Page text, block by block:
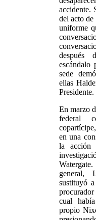
accidente.
del acto
uniforme
después
escándalo
sede
ellas
Presidente.
En marzo
federal
en una
la
general,
sustituyó
cual
propio